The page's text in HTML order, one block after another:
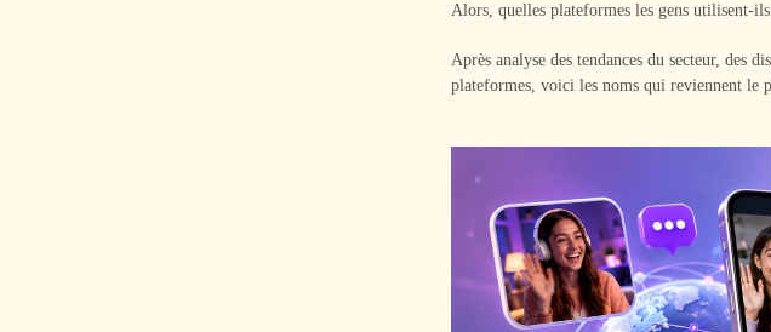
Alors, quelles plateformes les gens utilisent-
Après analyse des tendances du secteur, des
plateformes, voici les noms qui reviennent le